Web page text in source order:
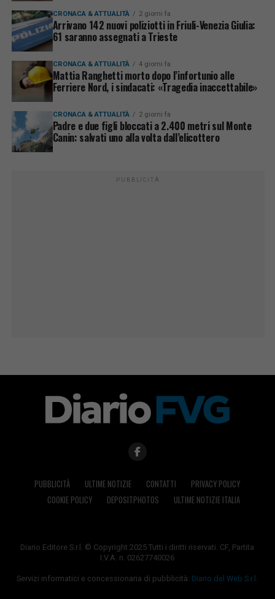
CRONACA & ATTUALITÀ 2 giorni fa
Arrivano 142 nuovi poliziotti in Friuli-Venezia Giulia:
61 saranno assegnati a Trieste
CRONACA & ATTUALITÀ 4 giorni fa
Mattia Ranghetti morto dopo l’infortunio alle
Ferriere Nord, i sindacati: «Tragedia inaccettabile»
CRONACA & ATTUALITÀ 2 giorni fa
Padre e due figli bloccati a 2.400 metri sul Monte
Canin: salvati uno alla volta dall’elicottero
PUBBLICITÀ
PUBBLICITÀ ULTIME NOTIZIE CONTATTI
PRIVACY POLICY
COOKIE POLICY
DEPOSITPHOTOS ULTIME NOTIZIE ITALIA
Diario Editore S.r.l. © Copyright 2025 Tutti i diritti riservati. CF, Partita
I.V.A. n. 02627740026
Servizi informatici e concessionaria di pubblicità: Diario del Web S.r.l.